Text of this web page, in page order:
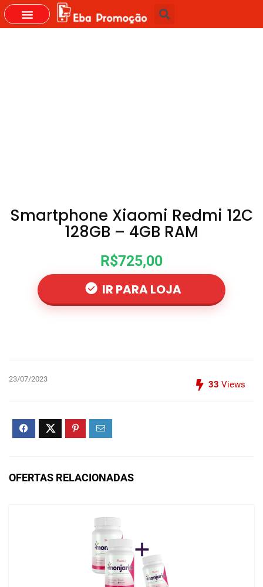
Smartphone Xiaomi Redmi 12C
128GB – 4GB RAM
R$725,00
IR PARA LOJA
23/07/2023
33 Views
OFERTAS RELACIONADAS